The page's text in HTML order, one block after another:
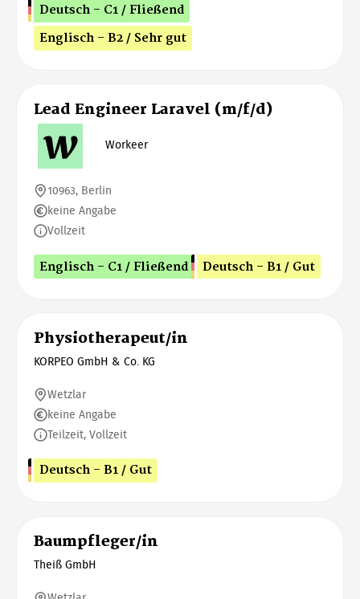
Deutsch - C1 / Fließend
Englisch - B2 / Sehr gut
Lead Engineer Laravel (m/f/d)
Workeer
10963, Berlin
keine Angabe
Vollzeit
Englisch - C1 / Fließend Deutsch - B1 / Gut
Physiotherapeut/in
KORPEO GmbH & Co. KG
Wetzlar
keine Angabe
Teilzeit, Vollzeit
Deutsch - B1 / Gut
Baumpfleger/in
Theiß GmbH